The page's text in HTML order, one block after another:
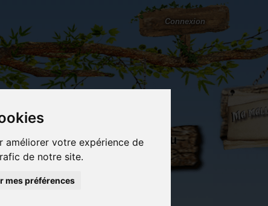
améliorer votre expérience de
de notre site.
mes préférences
Connexion
Objets déco et
cadeaux
originaux
Du côté du
blog...